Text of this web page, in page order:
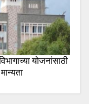
योजनांसाठी